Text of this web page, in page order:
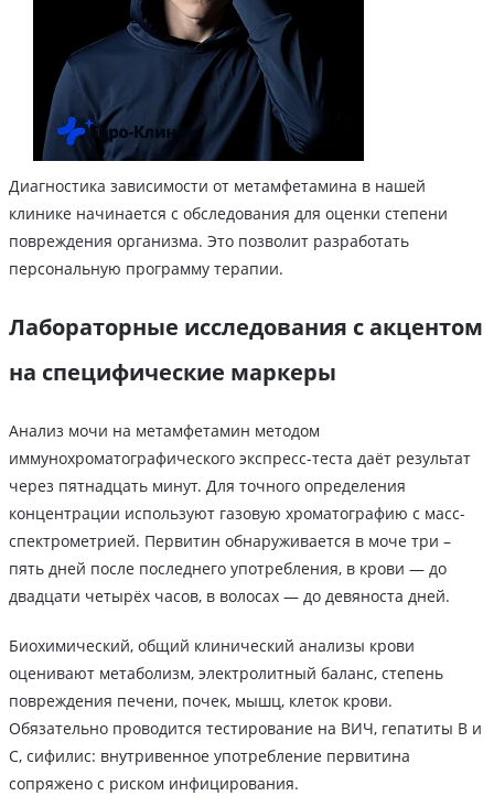
Диагностика зависимости от метамфетамина в нашей
клинике начинается с обследования для оценки степени
повреждения организма. Это позволит разработать
персональную программу терапии.
Лабораторные исследования с акцентом
на специфические маркеры
Анализ мочи на метамфетамин методом
иммунохроматографического экспресс-теста даёт результат
через пятнадцать минут. Для точного определения
концентрации используют газовую хроматографию с масс-
спектрометрией. Первитин обнаруживается в моче три –
пять дней после последнего употребления, в крови — до
двадцати четырёх часов, в волосах — до девяноста дней.
Биохимический, общий клинический анализы крови
оценивают метаболизм, электролитный баланс, степень
повреждения печени, почек, мышц, клеток крови.
Обязательно проводится тестирование на ВИЧ, гепатиты B и
C, сифилис: внутривенное употребление первитина
сопряжено с риском инфицирования.